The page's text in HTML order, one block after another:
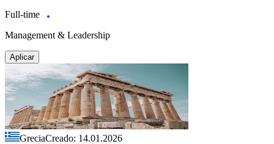
Full-time
Management & Leadership
Aplicar
GreciaCreado: 14.01.2026